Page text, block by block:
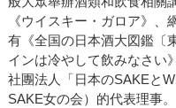
《ウイスキー・ガロア》
有《全国の日本酒大図鑑〔
インは冷やして飲みなさい
社團法人「日本のSAKEと
SAKE女の会）的代表理事。